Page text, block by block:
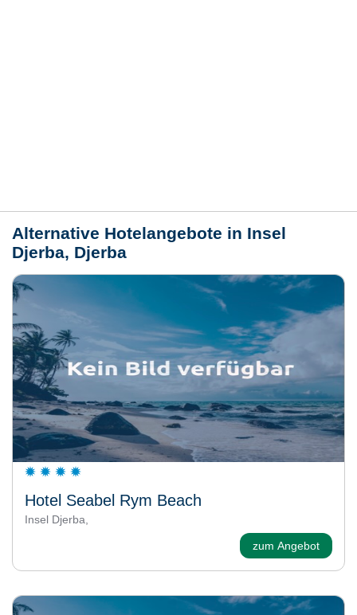
Alternative Hotelangebote in Insel
Djerba, Djerba
Hotel Seabel Rym Beach
Insel Djerba,
zum Angebot